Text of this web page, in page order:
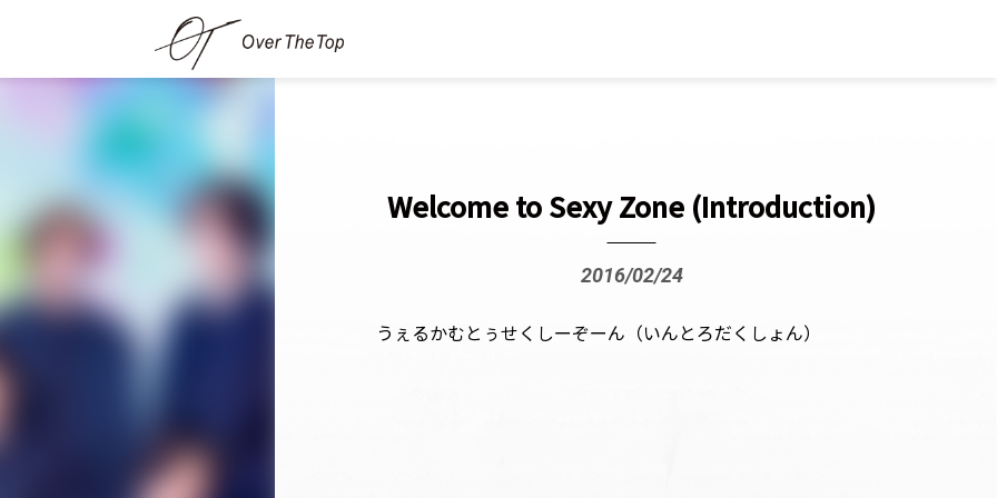
Welcome to Sexy Zone (Introduction)
2016/02/24
うぇるかむとぅせくしーぞーん（いんとろだくしょん）